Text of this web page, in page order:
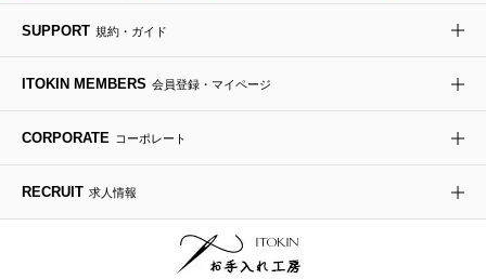
re:edition project 165
ダウンジャケット・コート
その他のコート・ブルゾン
チャーム・ストラップ
傘・日傘
トラベルバッグ
ビジネスバッグ
その他のバッグ
ドレスシューズ
サンダル・ミュール
その他のシューズ
ポプリアレンジ＆フレグランス
その他のアートフラワー
SUPPORT 規約・ガイド
ITOKIN MEMBERS 会員登録・マイページ
CORPORATE コーポレート
RECRUIT 求人情報